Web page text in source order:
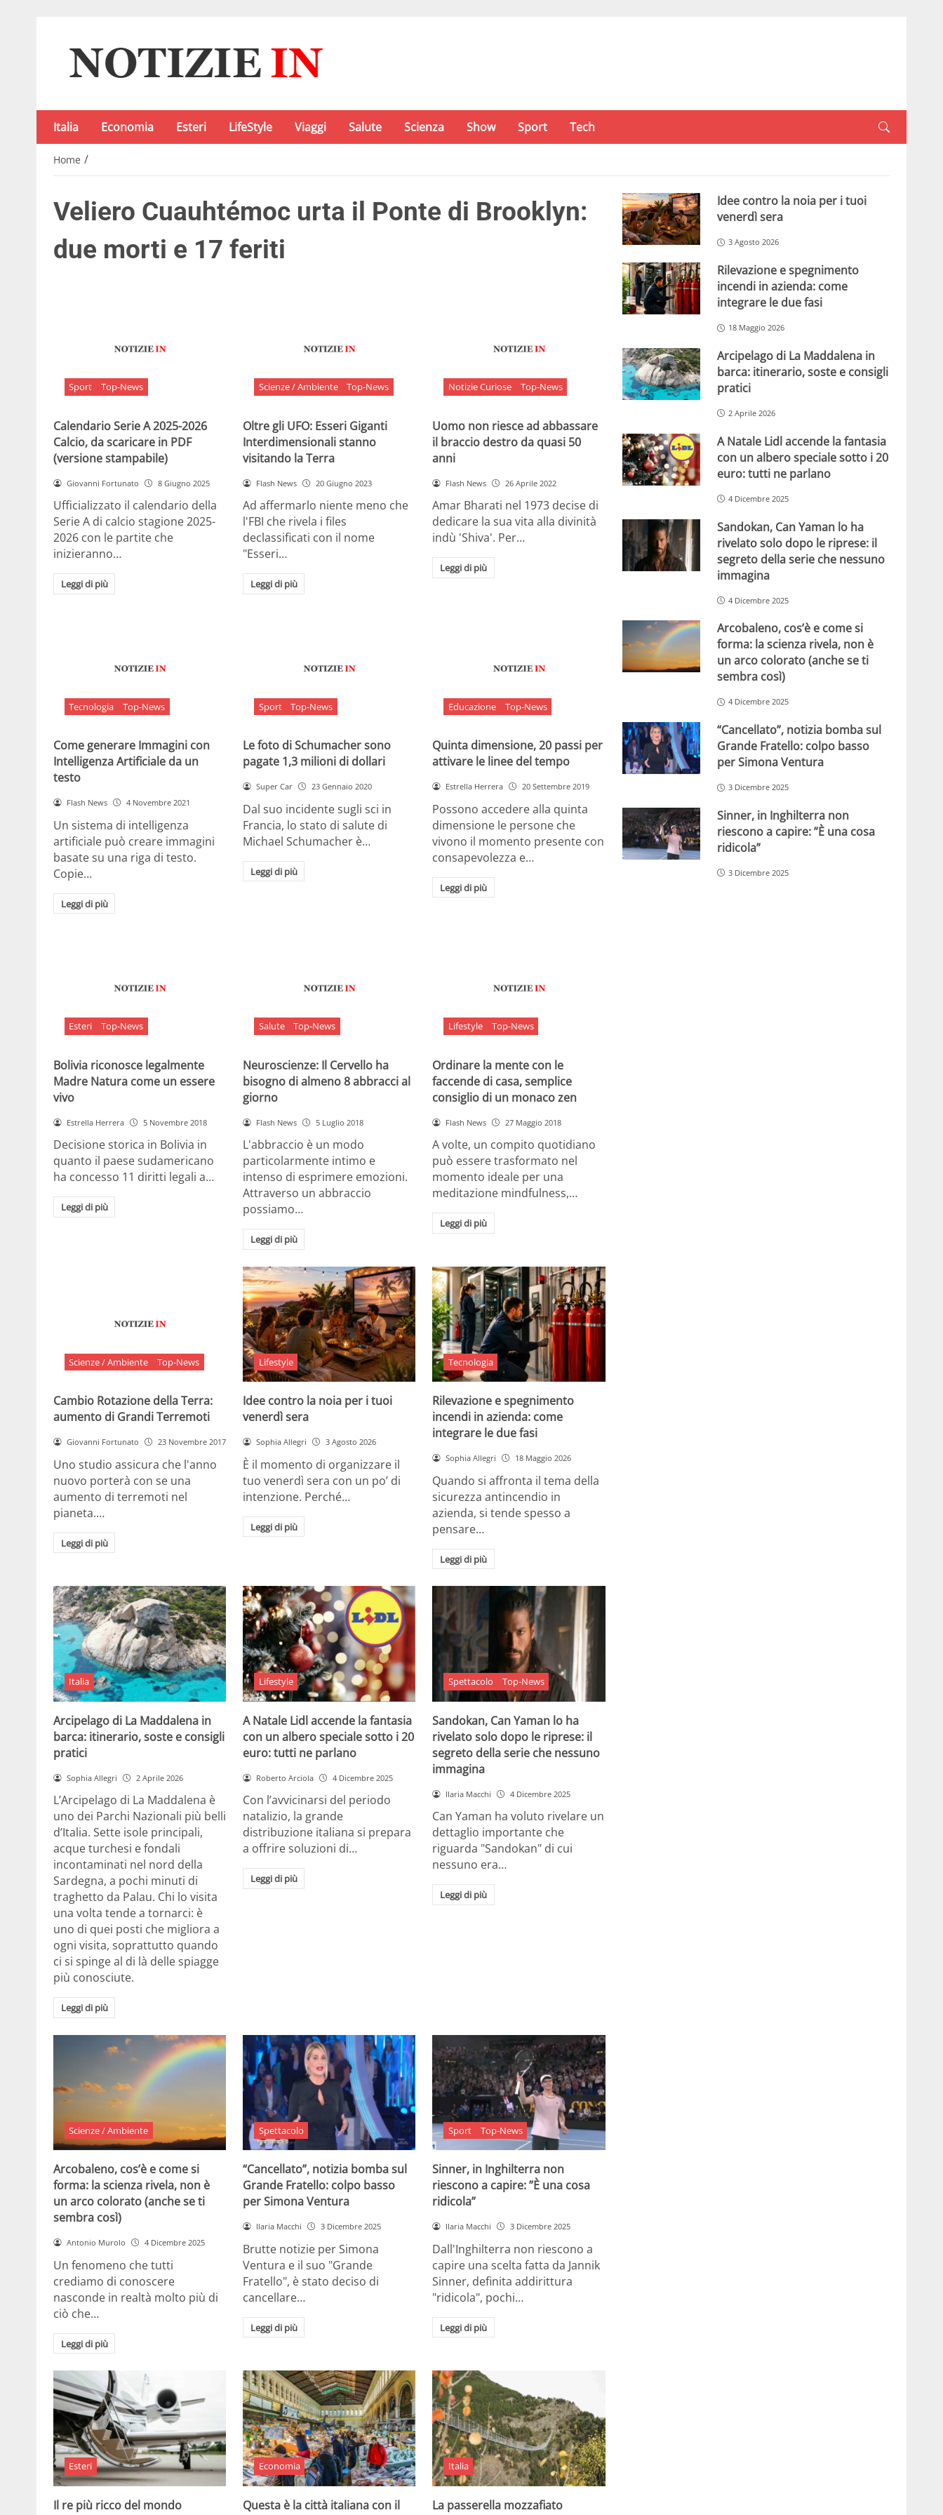
Italia Economia Esteri LifeStyle Viaggi Salute Scienza Show Sport Tech
Home /
Veliero Cuauhtémoc urta il Ponte di Brooklyn:
due morti e 17 feriti
Sport Top-News
Calendario Serie A 2025-2026
Calcio, da scaricare in PDF
(versione stampabile)
Giovanni Fortunato 8 Giugno 2025
Ufficializzato il calendario della
Serie A di calcio stagione 2025-
2026 con le partite che
inizieranno…
Leggi di più
Scienze / Ambiente Top-News
Oltre gli UFO: Esseri Giganti
Interdimensionali stanno
visitando la Terra
Flash News 20 Giugno 2023
Ad affermarlo niente meno che
l'FBI che rivela i files
declassificati con il nome
"Esseri…
Leggi di più
Notizie Curiose Top-News
Uomo non riesce ad abbassare
il braccio destro da quasi 50
anni
Flash News 26 Aprile 2022
Amar Bharati nel 1973 decise di
dedicare la sua vita alla divinità
indù 'Shiva'. Per…
Leggi di più
Tecnologia Top-News
Come generare Immagini con
Intelligenza Artificiale da un
testo
Flash News 4 Novembre 2021
Un sistema di intelligenza
artificiale può creare immagini
basate su una riga di testo.
Copie…
Leggi di più
Sport Top-News
Le foto di Schumacher sono
pagate 1,3 milioni di dollari
Super Car 23 Gennaio 2020
Dal suo incidente sugli sci in
Francia, lo stato di salute di
Michael Schumacher è…
Leggi di più
Educazione Top-News
Quinta dimensione, 20 passi per
attivare le linee del tempo
Estrella Herrera 20 Settembre 2019
Possono accedere alla quinta
dimensione le persone che
vivono il momento presente con
consapevolezza e…
Leggi di più
Esteri Top-News
Bolivia riconosce legalmente
Madre Natura come un essere
vivo
Estrella Herrera 5 Novembre 2018
Decisione storica in Bolivia in
quanto il paese sudamericano
ha concesso 11 diritti legali a…
Leggi di più
Salute Top-News
Neuroscienze: Il Cervello ha
bisogno di almeno 8 abbracci al
giorno
Flash News 5 Luglio 2018
L'abbraccio è un modo
particolarmente intimo e
intenso di esprimere emozioni.
Attraverso un abbraccio
possiamo…
Leggi di più
Lifestyle Top-News
Ordinare la mente con le
faccende di casa, semplice
consiglio di un monaco zen
Flash News 27 Maggio 2018
A volte, un compito quotidiano
può essere trasformato nel
momento ideale per una
meditazione mindfulness,…
Leggi di più
Scienze / Ambiente Top-News
Cambio Rotazione della Terra:
aumento di Grandi Terremoti
Giovanni Fortunato 23 Novembre 2017
Uno studio assicura che l'anno
nuovo porterà con se una
aumento di terremoti nel
pianeta.…
Leggi di più
Lifestyle
Idee contro la noia per i tuoi
venerdì sera
Sophia Allegri 3 Agosto 2026
È il momento di organizzare il
tuo venerdì sera con un po’ di
intenzione. Perché…
Leggi di più
Tecnologia
Rilevazione e spegnimento
incendi in azienda: come
integrare le due fasi
Sophia Allegri 18 Maggio 2026
Quando si affronta il tema della
sicurezza antincendio in
azienda, si tende spesso a
pensare…
Leggi di più
Italia
Arcipelago di La Maddalena in
barca: itinerario, soste e consigli
pratici
Sophia Allegri 2 Aprile 2026
L’Arcipelago di La Maddalena è
uno dei Parchi Nazionali più belli
d’Italia. Sette isole principali,
acque turchesi e fondali
incontaminati nel nord della
Sardegna, a pochi minuti di
traghetto da Palau. Chi lo visita
una volta tende a tornarci: è
uno di quei posti che migliora a
ogni visita, soprattutto quando
ci si spinge al di là delle spiagge
più conosciute.
Leggi di più
Lifestyle
A Natale Lidl accende la fantasia
con un albero speciale sotto i 20
euro: tutti ne parlano
Roberto Arciola 4 Dicembre 2025
Con l’avvicinarsi del periodo
natalizio, la grande
distribuzione italiana si prepara
a offrire soluzioni di…
Leggi di più
Spettacolo Top-News
Sandokan, Can Yaman lo ha
rivelato solo dopo le riprese: il
segreto della serie che nessuno
immagina
Ilaria Macchi 4 Dicembre 2025
Can Yaman ha voluto rivelare un
dettaglio importante che
riguarda "Sandokan" di cui
nessuno era…
Leggi di più
Scienze / Ambiente
Arcobaleno, cos’è e come si
forma: la scienza rivela, non è
un arco colorato (anche se ti
sembra così)
Antonio Murolo 4 Dicembre 2025
Un fenomeno che tutti
crediamo di conoscere
nasconde in realtà molto più di
ciò che…
Leggi di più
Spettacolo
“Cancellato”, notizia bomba sul
Grande Fratello: colpo basso
per Simona Ventura
Ilaria Macchi 3 Dicembre 2025
Brutte notizie per Simona
Ventura e il suo "Grande
Fratello", è stato deciso di
cancellare…
Leggi di più
Sport Top-News
Sinner, in Inghilterra non
riescono a capire: ”È una cosa
ridicola”
Ilaria Macchi 3 Dicembre 2025
Dall'Inghilterra non riescono a
capire una scelta fatta da Jannik
Sinner, definita addirittura
"ridicola", pochi…
Leggi di più
Esteri
Il re più ricco del mondo
Economia
Questa è la città italiana con il
Italia
La passerella mozzafiato
Idee contro la noia per i tuoi
venerdì sera
3 Agosto 2026
Rilevazione e spegnimento
incendi in azienda: come
integrare le due fasi
18 Maggio 2026
Arcipelago di La Maddalena in
barca: itinerario, soste e consigli
pratici
2 Aprile 2026
A Natale Lidl accende la fantasia
con un albero speciale sotto i 20
euro: tutti ne parlano
4 Dicembre 2025
Sandokan, Can Yaman lo ha
rivelato solo dopo le riprese: il
segreto della serie che nessuno
immagina
4 Dicembre 2025
Arcobaleno, cos’è e come si
forma: la scienza rivela, non è
un arco colorato (anche se ti
sembra così)
4 Dicembre 2025
“Cancellato”, notizia bomba sul
Grande Fratello: colpo basso
per Simona Ventura
3 Dicembre 2025
Sinner, in Inghilterra non
riescono a capire: ”È una cosa
ridicola”
3 Dicembre 2025